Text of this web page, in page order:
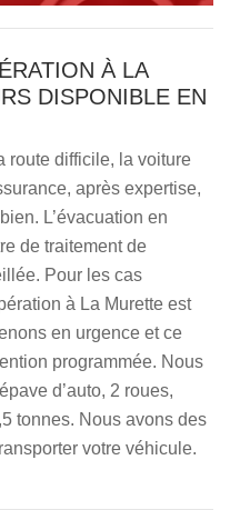
À LA
DISPONIBLE EN
route difficile, la voiture
après expertise,
L’évacuation en
de traitement de
Pour les cas
à La Murette est
en urgence et ce
programmée. Nous
d’auto, 2 roues,
tonnes. Nous avons des
votre véhicule.